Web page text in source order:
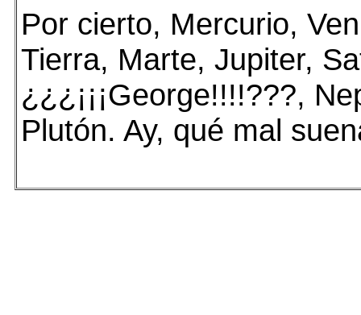
Por cierto, Mercurio,
Tierra, Marte, Jupiter,
¿¿¿¡¡¡George!!!!???,
Plutón. Ay, qué mal